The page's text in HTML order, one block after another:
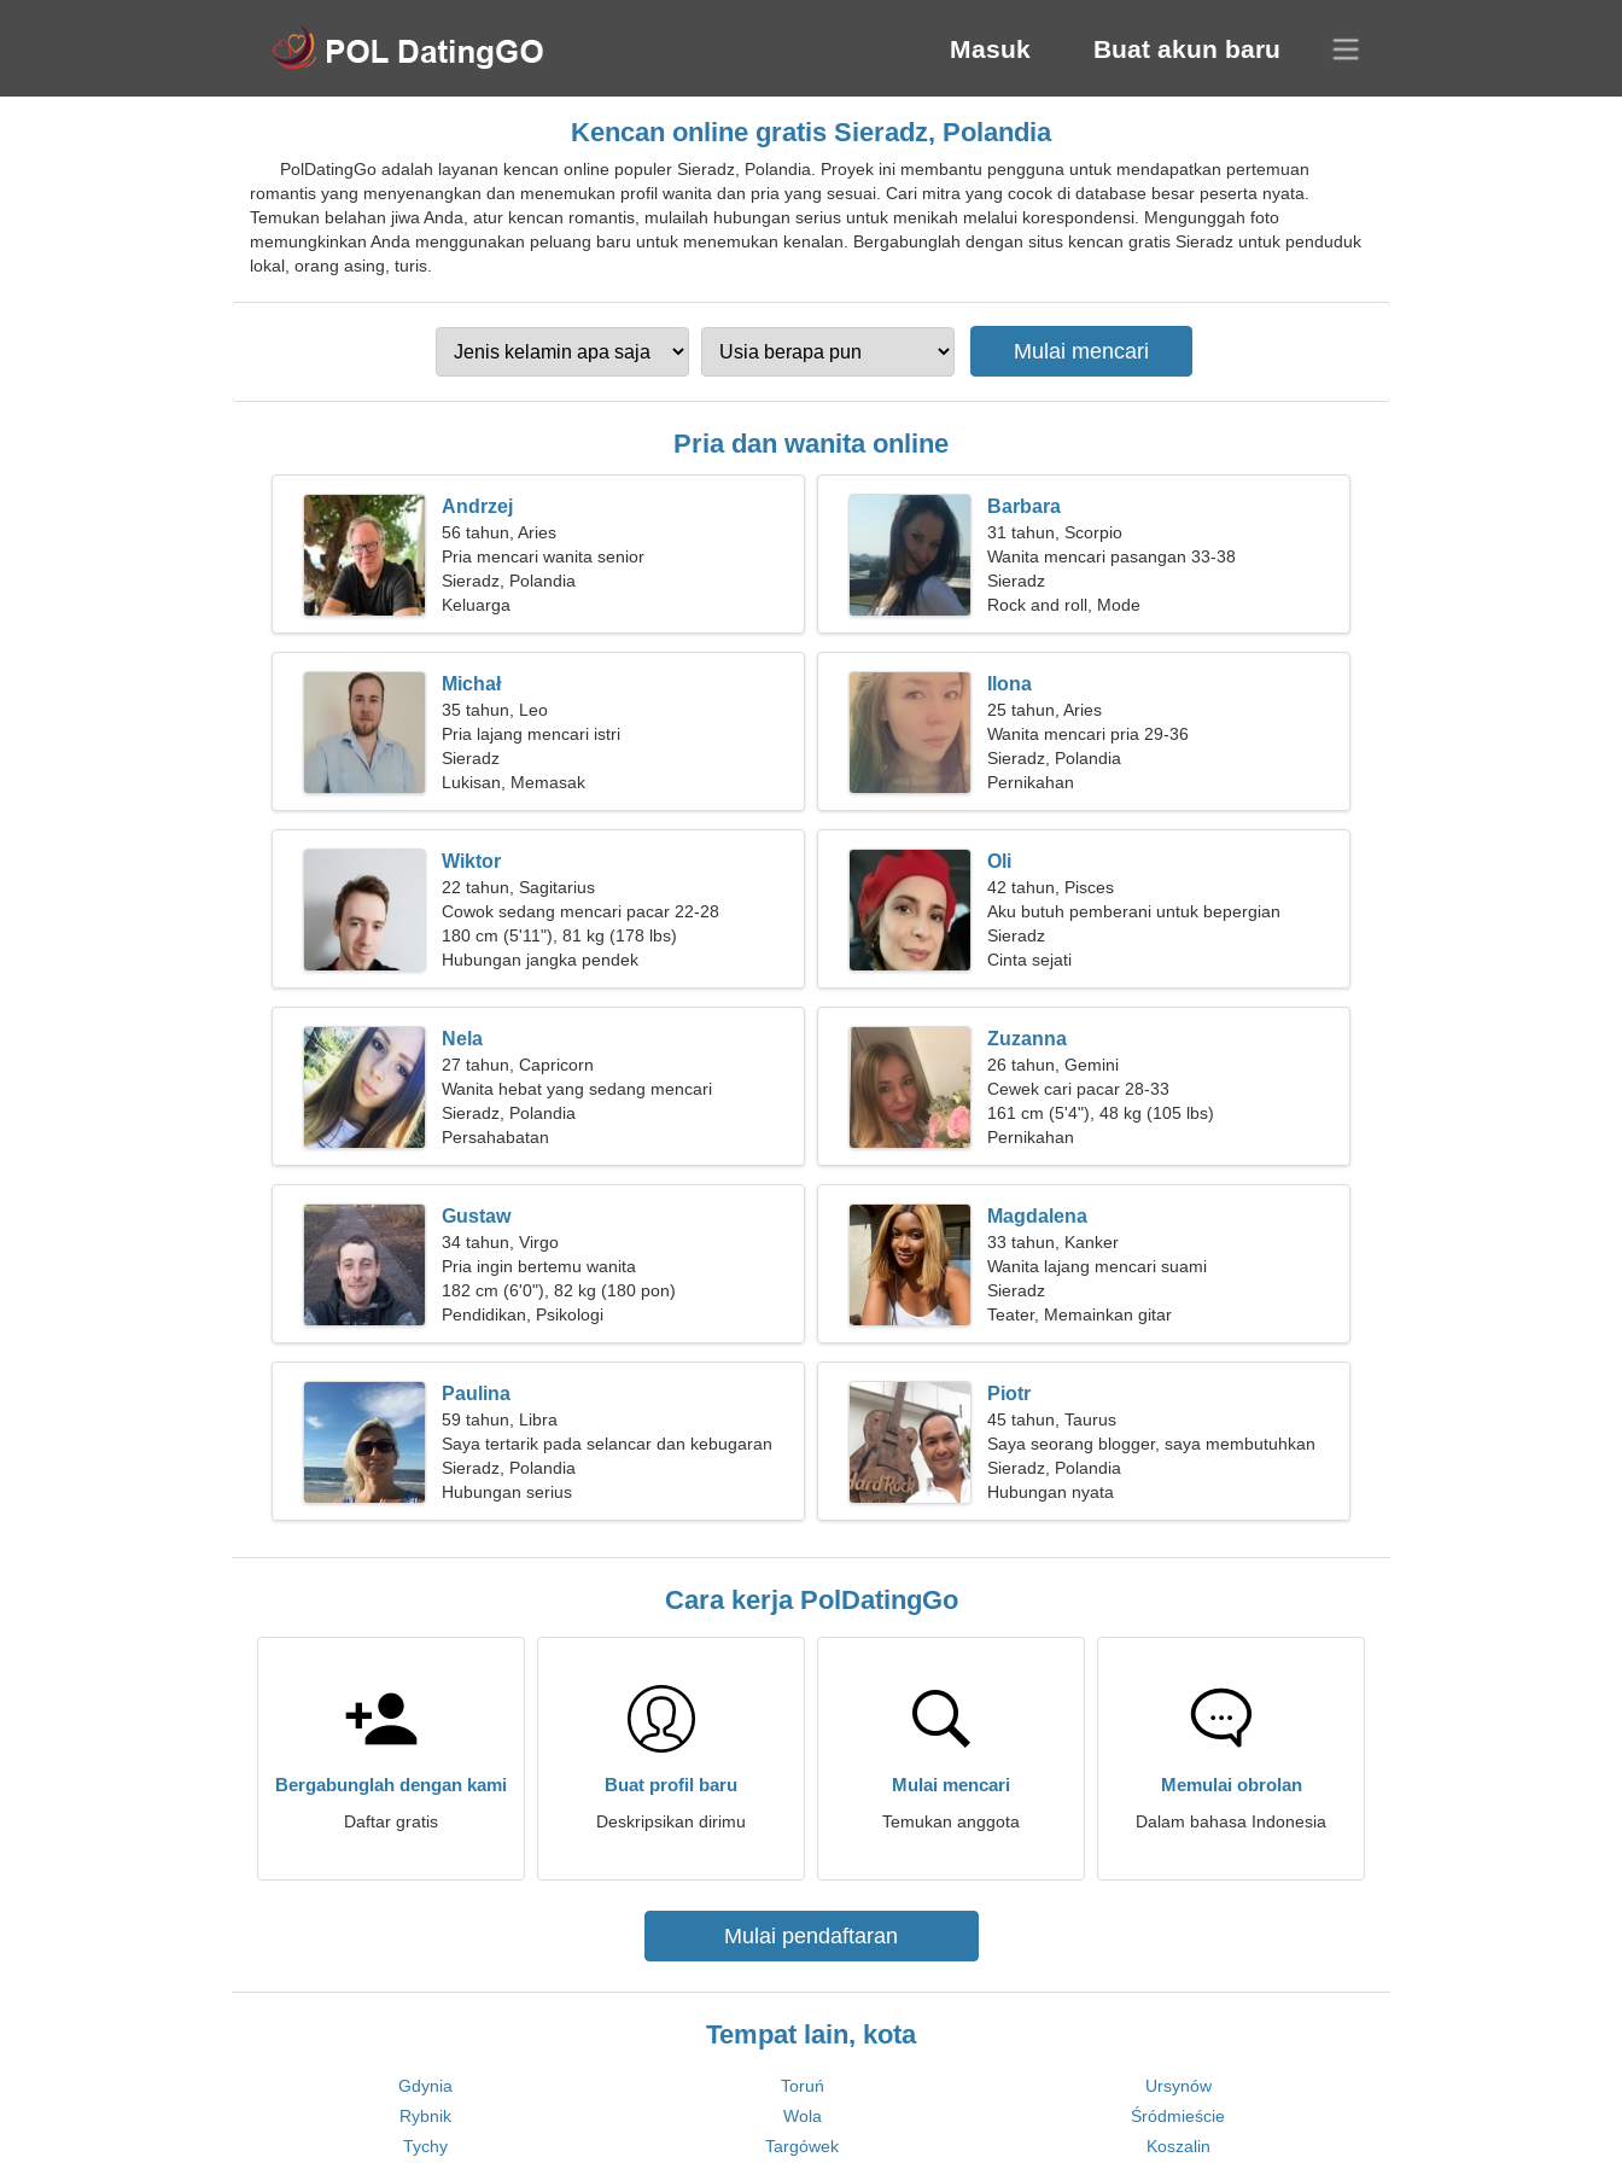
Masuk Buat akun baru
Kencan online gratis Sieradz, Polandia
PolDatingGo adalah layanan kencan online populer Sieradz, Polandia. Proyek ini membantu pengguna untuk mendapatkan pertemuan
romantis yang menyenangkan dan menemukan profil wanita dan pria yang sesuai. Cari mitra yang cocok di database besar peserta nyata.
Temukan belahan jiwa Anda, atur kencan romantis, mulailah hubungan serius untuk menikah melalui korespondensi. Mengunggah foto
memungkinkan Anda menggunakan peluang baru untuk menemukan kenalan. Bergabunglah dengan situs kencan gratis Sieradz untuk penduduk
lokal, orang asing, turis.
Pria dan wanita online
Andrzej
56 tahun, Aries
Pria mencari wanita senior
Sieradz, Polandia
Keluarga
Barbara
31 tahun, Scorpio
Wanita mencari pasangan 33-38
Sieradz
Rock and roll, Mode
Michał
35 tahun, Leo
Pria lajang mencari istri
Sieradz
Lukisan, Memasak
Ilona
25 tahun, Aries
Wanita mencari pria 29-36
Sieradz, Polandia
Pernikahan
Wiktor
22 tahun, Sagitarius
Cowok sedang mencari pacar 22-28
180 cm (5'11"), 81 kg (178 lbs)
Hubungan jangka pendek
Oli
42 tahun, Pisces
Aku butuh pemberani untuk bepergian
Sieradz
Cinta sejati
Nela
27 tahun, Capricorn
Wanita hebat yang sedang mencari
pasangan
Sieradz, Polandia
Persahabatan
Zuzanna
26 tahun, Gemini
Cewek cari pacar 28-33
161 cm (5'4"), 48 kg (105 lbs)
Pernikahan
Gustaw
34 tahun, Virgo
Pria ingin bertemu wanita
182 cm (6'0"), 82 kg (180 pon)
Pendidikan, Psikologi
Magdalena
33 tahun, Kanker
Wanita lajang mencari suami
Sieradz
Teater, Memainkan gitar
Paulina
59 tahun, Libra
Saya tertarik pada selancar dan kebugaran
Sieradz, Polandia
Hubungan serius
Piotr
45 tahun, Taurus
Saya seorang blogger, saya membutuhkan
seorang wanita yang fantastis
Sieradz, Polandia
Hubungan nyata
Cara kerja PolDatingGo
Bergabunglah dengan kami
Daftar gratis
Buat profil baru
Deskripsikan dirimu
Mulai mencari
Temukan anggota
Memulai obrolan
Dalam bahasa Indonesia
Mulai pendaftaran
Tempat lain, kota
Gdynia Toruń
Ursynów
Rybnik
Wola
Śródmieście
Tychy
Targówek Koszalin